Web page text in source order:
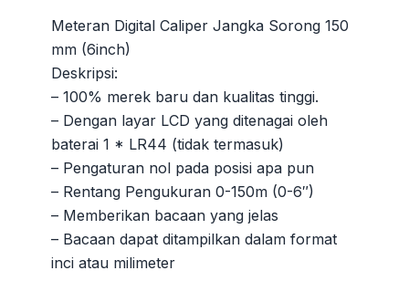
Meteran Digital Caliper Jangka Sorong 150
mm (6inch)
Deskripsi:
– 100% merek baru dan kualitas tinggi.
– Dengan layar LCD yang ditenagai oleh
baterai 1 * LR44 (tidak termasuk)
– Pengaturan nol pada posisi apa pun
– Rentang Pengukuran 0-150m (0-6″)
– Memberikan bacaan yang jelas
– Bacaan dapat ditampilkan dalam format
inci atau milimeter